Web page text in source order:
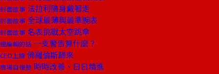
封面故事 法拉利隨身戴著走
封面故事 全球最薄與最準腕表
封面故事 名表挑戰太空跳傘
總編輯的話 一支警告算什麼？
CEO上線 佛羅倫斯歸來
商場自慢塾 時時改善、日日精進